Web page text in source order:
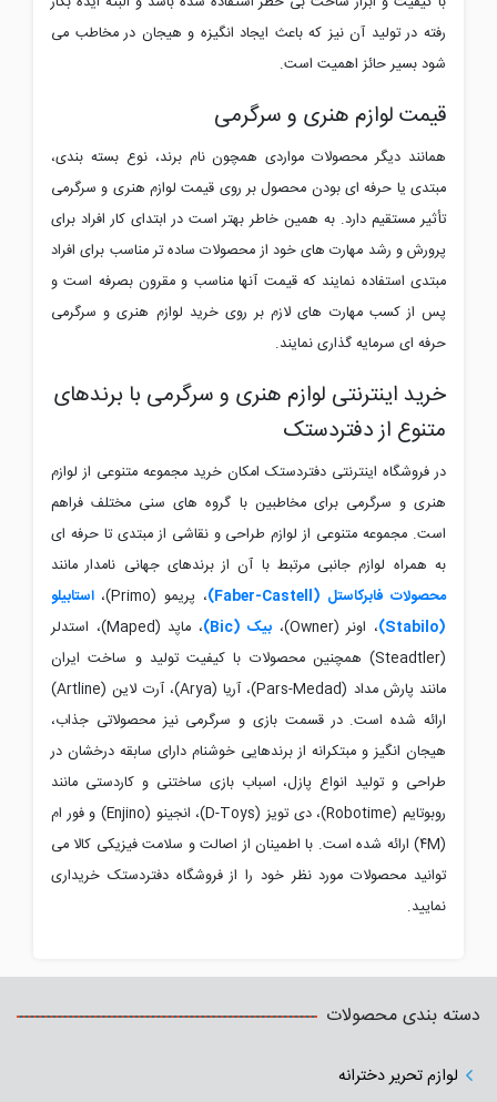
رفته در تولید آن نیز که باعث ایجاد انگیزه و هیجان در مخاطب می
شود بسیر حائز اهمیت است.
قیمت لوازم هنری و سرگرمی
همانند دیگر محصولات مواردی همچون نام برند، نوع بسته بندی،
مبتدی یا حرفه ای بودن محصول بر روی قیمت لوازم هنری و سرگرمی
تأثیر مستقیم دارد. به همین خاطر بهتر است در ابتدای کار افراد برای
پرورش و رشد مهارت های خود از محصولات ساده تر مناسب برای افراد
مبتدی استفاده نمایند که قیمت آنها مناسب و مقرون بصرفه است و
پس از کسب مهارت های لازم بر روی خرید لوازم هنری و سرگرمی
حرفه ای سرمایه گذاری نمایند.
خرید اینترنتی لوازم هنری و سرگرمی با برندهای
متنوع از دفتردستک
در فروشگاه اینترنتی دفتردستک امکان خرید مجموعه متنوعی از لوازم
هنری و سرگرمی برای مخاطبین با گروه های سنی مختلف فراهم
است. مجموعه متنوعی از لوازم طراحی و نقاشی از مبتدی تا حرفه ای
به همراه لوازم جانبی مرتبط با آن از برندهای جهانی نامدار مانند
محصولات فابرکاستل (Faber-Castell
)، پریمو (Primo)، استابیلو
(
Stabilo
)، اونر (Owner)،بیک (Bic
)، ماپد (Maped)، استدلر
(
Steadtler) همچنین محصولات با کیفیت تولید و ساخت ایران
مانند پارش مداد (Pars-Medad)، آریا (Arya)، آرت لاین (Artline
)
ارائه شده است. در قسمت بازی و سرگرمی نیز محصولاتی جذاب،
هیجان انگیز و مبتکرانه از برندهایی خوشنام دارای سابقه درخشان در
طراحی و تولید انواع پازل، اسباب بازی ساختنی و کاردستی مانند
روبوتایم (Robotime)، دی تویز (D-Toys)، انجینو (Enjino) و فور ام
(۴M) ارائه شده است. با اطمینان از اصالت و سلامت فیزیکی کالا می
توانید محصولات مورد نظر خود را از فروشگاه دفتردستک خریداری
نمایید.
دسته بندی محصولات
لوازم تحریر دخترانه